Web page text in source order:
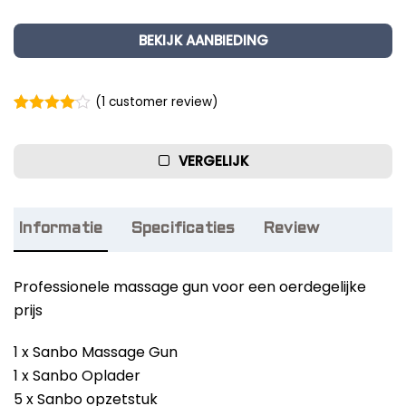
BEKIJK AANBIEDING
(1 customer review)
VERGELIJK
Informatie Specificaties Review
Professionele massage gun voor een oerdegelijke
prijs
1 x Sanbo Massage Gun
1 x Sanbo Oplader
5 x Sanbo opzetstuk